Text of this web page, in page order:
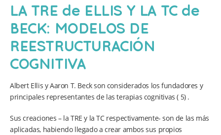
LA TRE de ELLIS Y LA TC de
BECK: MODELOS DE
REESTRUCTURACIÓN
COGNITIVA
Albert Ellis y Aaron T. Beck son considerados los fundadores y
principales representantes de las terapias cognitivas ( 5) .
Sus creaciones – la TRE y la TC respectivamente- son de las más
aplicadas, habiendo llegado a crear ambos sus propios